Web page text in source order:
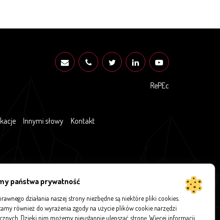
państwa prywatność
działania naszej strony niezbędne są niektóre pliki cookies.
również do wyrażenia zgody na użycie plików cookie narzędzi
Dzięki nim możemy nieustannie ulepszać stronę. Więcej informacji
RePEc
Innymi słowy Kontakt